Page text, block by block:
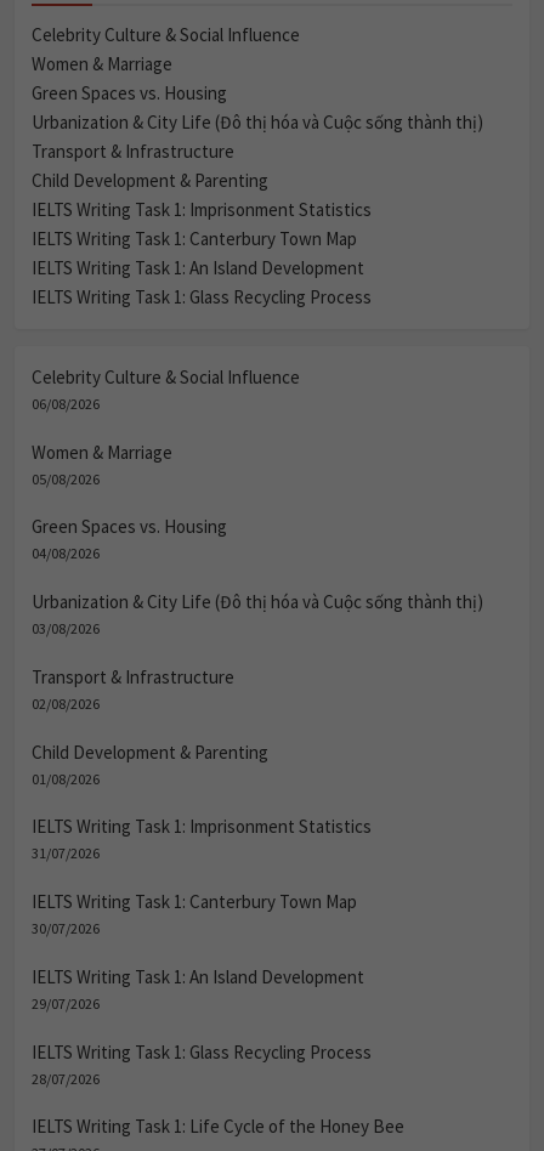
Celebrity Culture & Social Influence
Women & Marriage
Green Spaces vs. Housing
Urbanization & City Life (Đô thị hóa và Cuộc sống thành thị)
Transport & Infrastructure
Child Development & Parenting
IELTS Writing Task 1: Imprisonment Statistics
IELTS Writing Task 1: Canterbury Town Map
IELTS Writing Task 1: An Island Development
IELTS Writing Task 1: Glass Recycling Process
Celebrity Culture & Social Influence
06/08/2026
Women & Marriage
05/08/2026
Green Spaces vs. Housing
04/08/2026
Urbanization & City Life (Đô thị hóa và Cuộc sống thành thị)
03/08/2026
Transport & Infrastructure
02/08/2026
Child Development & Parenting
01/08/2026
IELTS Writing Task 1: Imprisonment Statistics
31/07/2026
IELTS Writing Task 1: Canterbury Town Map
30/07/2026
IELTS Writing Task 1: An Island Development
29/07/2026
IELTS Writing Task 1: Glass Recycling Process
28/07/2026
IELTS Writing Task 1: Life Cycle of the Honey Bee